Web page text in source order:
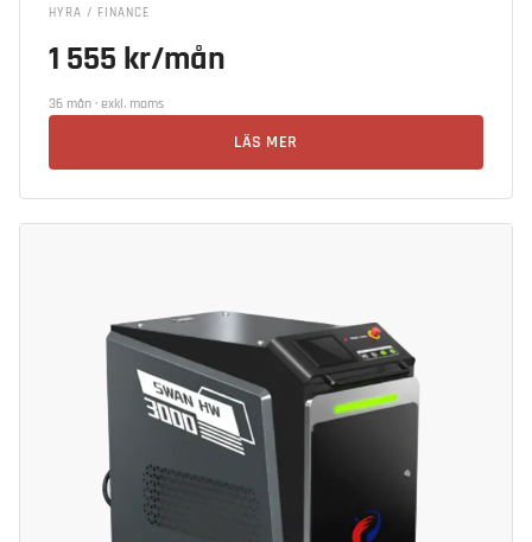
HYRA / FINANCE
1 555 kr/mån
36 mån · exkl. moms
LÄS MER